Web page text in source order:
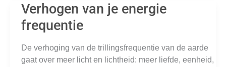
Verhogen van je energie
frequentie
De verhoging van de trillingsfrequentie van de aarde
gaat over meer licht en lichtheid: meer liefde, eenheid,